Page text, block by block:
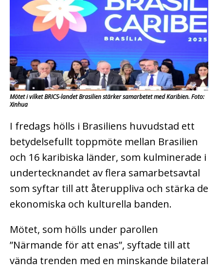
Mötet i vilket BRICS-landet Brasilien stärker samarbetet med Karibien. Foto:
Xinhua
I fredags hölls i Brasiliens huvudstad ett
betydelsefullt toppmöte mellan Brasilien
och 16 karibiska länder, som kulminerade i
undertecknandet av flera samarbetsavtal
som syftar till att återuppliva och stärka de
ekonomiska och kulturella banden.
Mötet, som hölls under parollen
”Närmande för att enas”, syftade till att
vända trenden med en minskande bilateral